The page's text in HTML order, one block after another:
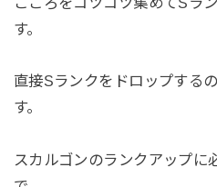
す。
直接Sランクをドロップする
す。
スカルゴンのランクアップに